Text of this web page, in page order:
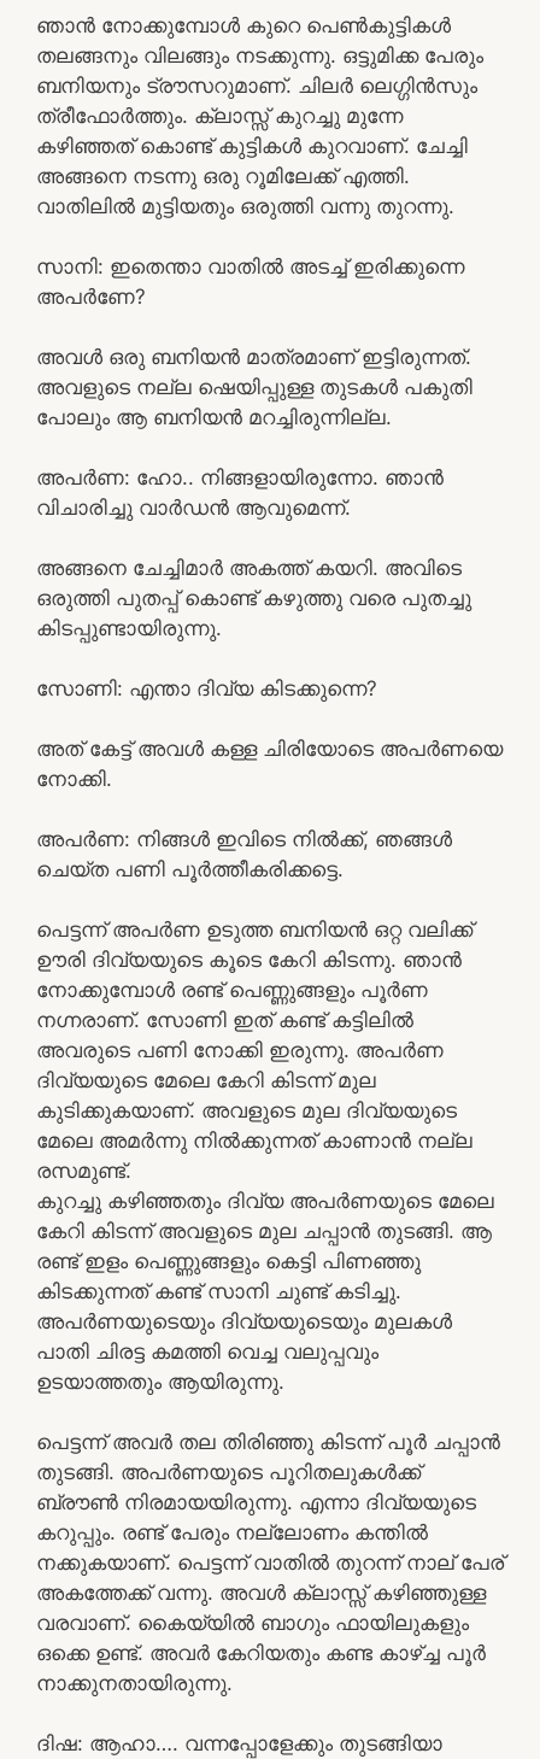
ഞാൻ നോക്കുമ്പോൾ കുറെ പെൺകുട്ടികൾ
തലങ്ങനും വിലങ്ങും നടക്കുന്നു. ഒട്ടുമിക്ക പേരും
ബനിയനും ട്രൗസറുമാണ്. ചിലർ ലെഗ്ഗിൻസും
ത്രീഫോർത്തും. ക്ലാസ്സ്‌ കുറച്ചു മുന്നേ
കഴിഞ്ഞത് കൊണ്ട് കുട്ടികൾ കുറവാണ്. ചേച്ചി
അങ്ങനെ നടന്നു ഒരു റൂമിലേക്ക് എത്തി.
വാതിലിൽ മുട്ടിയതും ഒരുത്തി വന്നു തുറന്നു.
സാനി: ഇതെന്താ വാതിൽ അടച്ച് ഇരിക്കുന്നെ
അപർണേ?
അവൾ ഒരു ബനിയൻ മാത്രമാണ് ഇട്ടിരുന്നത്.
അവളുടെ നല്ല ഷെയിപ്പുള്ള തുടകൾ പകുതി
പോലും ആ ബനിയൻ മറച്ചിരുന്നില്ല.
അപർണ: ഹോ.. നിങ്ങളായിരുന്നോ. ഞാൻ
വിചാരിച്ചു വാർഡൻ ആവുമെന്ന്.
അങ്ങനെ ചേച്ചിമാർ അകത്ത് കയറി. അവിടെ
ഒരുത്തി പുതപ്പ് കൊണ്ട് കഴുത്തു വരെ പുതച്ചു
കിടപ്പുണ്ടായിരുന്നു.
സോണി: എന്താ ദിവ്യ കിടക്കുന്നെ?
അത് കേട്ട് അവൾ കള്ള ചിരിയോടെ അപർണയെ
നോക്കി.
അപർണ: നിങ്ങൾ ഇവിടെ നിൽക്ക്, ഞങ്ങൾ
ചെയ്ത പണി പൂർത്തീകരിക്കട്ടെ.
പെട്ടന്ന് അപർണ ഉടുത്ത ബനിയൻ ഒറ്റ വലിക്ക്
ഊരി ദിവ്യയുടെ കൂടെ കേറി കിടന്നു. ഞാൻ
നോക്കുമ്പോൾ രണ്ട് പെണ്ണുങ്ങളും പൂർണ
നഗ്നരാണ്. സോണി ഇത് കണ്ട് കട്ടിലിൽ
അവരുടെ പണി നോക്കി ഇരുന്നു. അപർണ
ദിവ്യയുടെ മേലെ കേറി കിടന്ന് മുല
കുടിക്കുകയാണ്. അവളുടെ മുല ദിവ്യയുടെ
മേലെ അമർന്നു നിൽക്കുന്നത് കാണാൻ നല്ല
രസമുണ്ട്.
കുറച്ചു കഴിഞ്ഞതും ദിവ്യ അപർണയുടെ മേലെ
കേറി കിടന്ന് അവളുടെ മുല ചപ്പാൻ തുടങ്ങി. ആ
രണ്ട് ഇളം പെണ്ണുങ്ങളും കെട്ടി പിണഞ്ഞു
കിടക്കുന്നത് കണ്ട് സാനി ചുണ്ട് കടിച്ചു.
അപർണയുടെയും ദിവ്യയുടെയും മുലകൾ
പാതി ചിരട്ട കമത്തി വെച്ച വലുപ്പവും
ഉടയാത്തതും ആയിരുന്നു.
പെട്ടന്ന് അവർ തല തിരിഞ്ഞു കിടന്ന് പൂർ ചപ്പാൻ
തുടങ്ങി. അപർണയുടെ പൂറിതലുകൾക്ക്
ബ്രൗൺ നിരമായയിരുന്നു. എന്നാ ദിവ്യയുടെ
കറുപ്പും. രണ്ട് പേരും നല്ലോണം കന്തിൽ
നക്കുകയാണ്. പെട്ടന്ന് വാതിൽ തുറന്ന് നാല് പേര്
അകത്തേക്ക് വന്നു. അവൾ ക്ലാസ്സ്‌ കഴിഞ്ഞുള്ള
വരവാണ്. കൈയ്യിൽ ബാഗും ഫായിലുകളും
ഒക്കെ ഉണ്ട്. അവർ കേറിയതും കണ്ട കാഴ്ച്ച പൂർ
നാക്കുനതായിരുന്നു.
ദിഷ: ആഹാ…. വന്നപ്പോളേക്കും തുടങ്ങിയാ